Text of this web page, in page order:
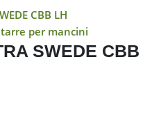
per mancini
SWEDE CBB